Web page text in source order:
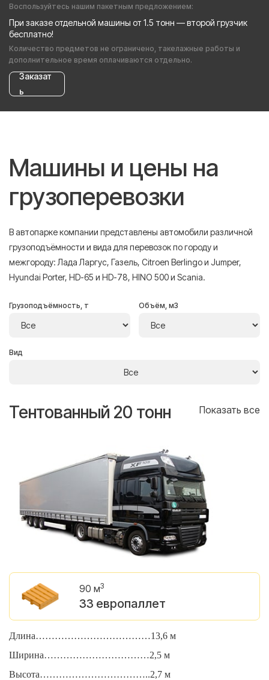
Воспользуйтесь нашим пакетным предложением:
При заказе отдельной машины от 1.5 тонн — второй грузчик
бесплатно!
Количество предметов не ограничено, такелажные работы и
дополнительное время оплачиваются отдельно.
Заказат
ь
Машины и цены на
грузоперевозки
В автопарке компании представлены автомобили различной
грузоподъёмности и вида для перевозок по городу и
межгороду: Лада Ларгус, Газель, Citroen Berlingo и Jumper,
Hyundai Porter, HD-65 и HD-78, HINO 500 и Scania.
Грузоподъёмность, т Объём, м3
Вид
Тентованный 20 тонн Показать все
90 м3
33 европаллет
Длина………………………………13,6 м
Ширина……………………………2,5 м
Высота……………………………..2,7 м